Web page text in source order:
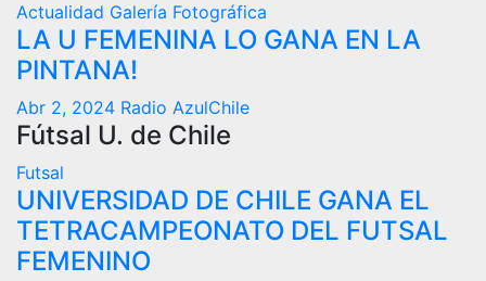
Actualidad Galería Fotográfica
LA U FEMENINA LO GANA EN LA
PINTANA!
Abr 2, 2024 Radio AzulChile
Fútsal U. de Chile
Futsal
UNIVERSIDAD DE CHILE GANA EL
TETRACAMPEONATO DEL FUTSAL
FEMENINO